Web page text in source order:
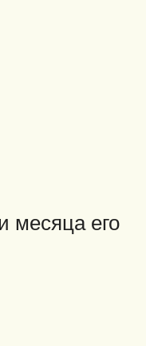
месяца его